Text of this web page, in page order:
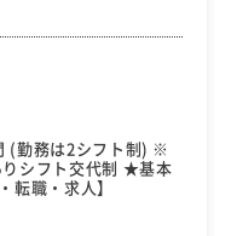
勤務は2シフト制) ※
りシフト交代制 ★基本
転職・求人】